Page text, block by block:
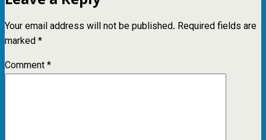
Your email address will not be published. Required fields are
marked*
Comment*